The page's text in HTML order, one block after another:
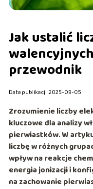
Jak ustalić
przewodnik
Data publikacji: 2025-09-05
Zrozumienie liczby
kluczowe dla analizy
pierwiastków. W
liczbę w różnych
wpływ na reakcje
energia jonizacji i
na zachowanie